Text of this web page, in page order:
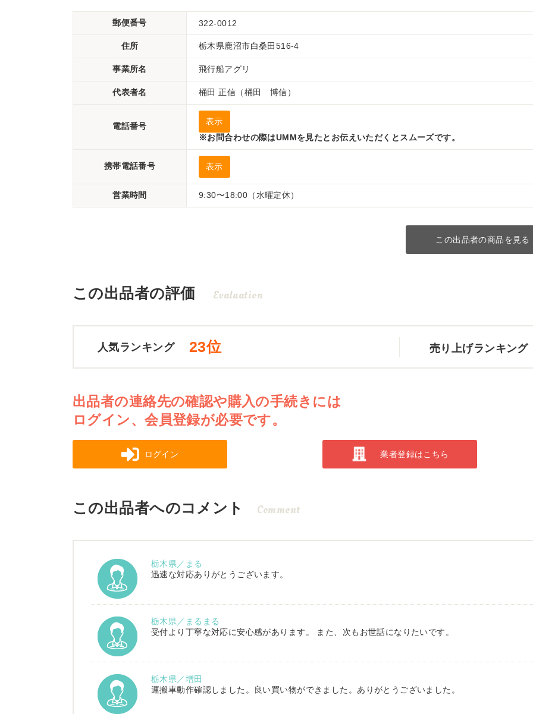
郵便番号 322-0012
住所 栃木県鹿沼市白桑田516-4
事業所名 飛行船アグリ
代表者名 桶田 正信（桶田 博信）
電話番号
表示
※お問合わせの際はUMMを見たとお伝えいただくとスムーズです。
携帯電話番号 表示
営業時間 9:30〜18:00（水曜定休）
この出品者の商品を見る
この出品者の評価 Evaluation
人気ランキング 23位 売り上げランキング
出品者の連絡先の確認や購入の手続きには
ログイン、会員登録が必要です。
ログイン 業者登録はこちら
この出品者へのコメント Comment
栃木県／まる
迅速な対応ありがとうございます。
栃木県／まるまる
受付より丁寧な対応に安心感があります。 また、次もお世話になりたいです。
栃木県／増田
運搬車動作確認しました。良い買い物ができました。ありがとうございました。